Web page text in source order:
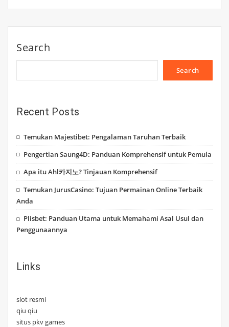
Search
Search
Recent Posts
Temukan Majestibet: Pengalaman Taruhan Terbaik
Pengertian Saung4D: Panduan Komprehensif untuk Pemula
Apa itu Ahl카지노? Tinjauan Komprehensif
Temukan JurusCasino: Tujuan Permainan Online Terbaik
Anda
Plisbet: Panduan Utama untuk Memahami Asal Usul dan
Penggunaannya
Links
slot resmi
qiu qiu
situs pkv games